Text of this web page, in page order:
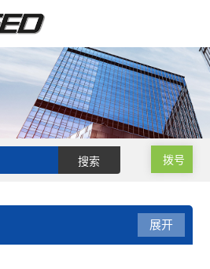
拨号
展开